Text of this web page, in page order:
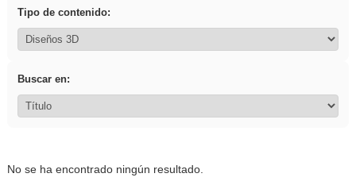
Tipo de contenido:
Buscar en:
No se ha encontrado ningún resultado.